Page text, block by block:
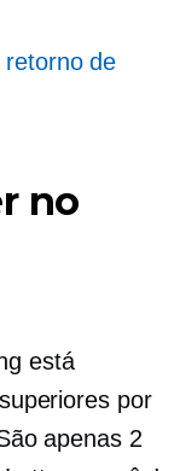
retorno de
no
está
por
apenas 2